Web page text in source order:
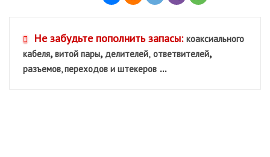
Не забудьте пополнить запасы: коаксиального
кабеля,витой пары, делителей, ответвителей,
разъемов, переходов и штекеров ...